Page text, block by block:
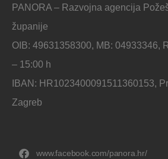
PANORA – Razvojna agencija
županije
OIB: 49631358300, MB: 04933346,
– 15:00 h
IBAN: HR1023400091511360153,
Zagreb
www.facebook.com/panora.hr/